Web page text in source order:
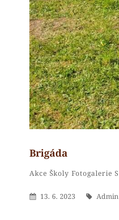
Brigáda
Categories
Akce Školy Fotogalerie
Posted
13. 6. 2023 By
Admin